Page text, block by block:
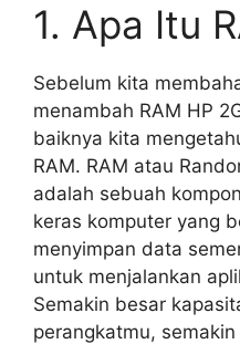
1. Apa Itu
Sebelum kita
menambah RAM HP
baiknya kita
RAM. RAM atau
adalah sebuah
keras komputer yang
menyimpan data
untuk menjalankan
Semakin besar
perangkatmu,